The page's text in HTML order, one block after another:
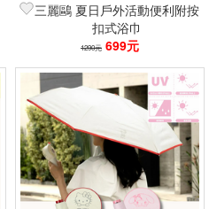
三麗鷗 夏日戶外活動便利附按
扣式浴巾
1290元 699元